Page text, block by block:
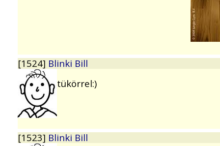
[1524] Blinki Bill
tükörrel:)
[1523] Blinki Bill